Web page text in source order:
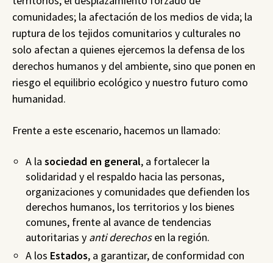
comunidades; la afectación de los medios de vida; la
ruptura de los tejidos comunitarios y culturales no
solo afectan a quienes ejercemos la defensa de los
derechos humanos y del ambiente, sino que ponen en
riesgo el equilibrio ecológico y nuestro futuro como
humanidad.
Frente a este escenario, hacemos un llamado:
A la sociedad en general, a fortalecer la
solidaridad y el respaldo hacia las personas,
organizaciones y comunidades que defienden los
derechos humanos, los territorios y los bienes
comunes, frente al avance de tendencias
autoritarias y anti derechosen la región.
A los Estados, a garantizar, de conformidad con